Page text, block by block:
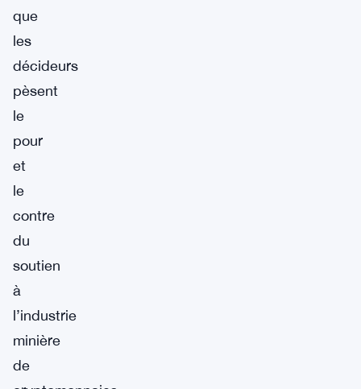
que
les
décideurs
pèsent
le
pour
et
le
contre
du
soutien
à
l’industrie
minière
de